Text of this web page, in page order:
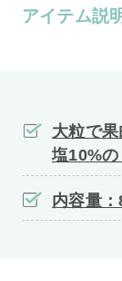
アイテム説
大粒で
塩10%の
内容量：